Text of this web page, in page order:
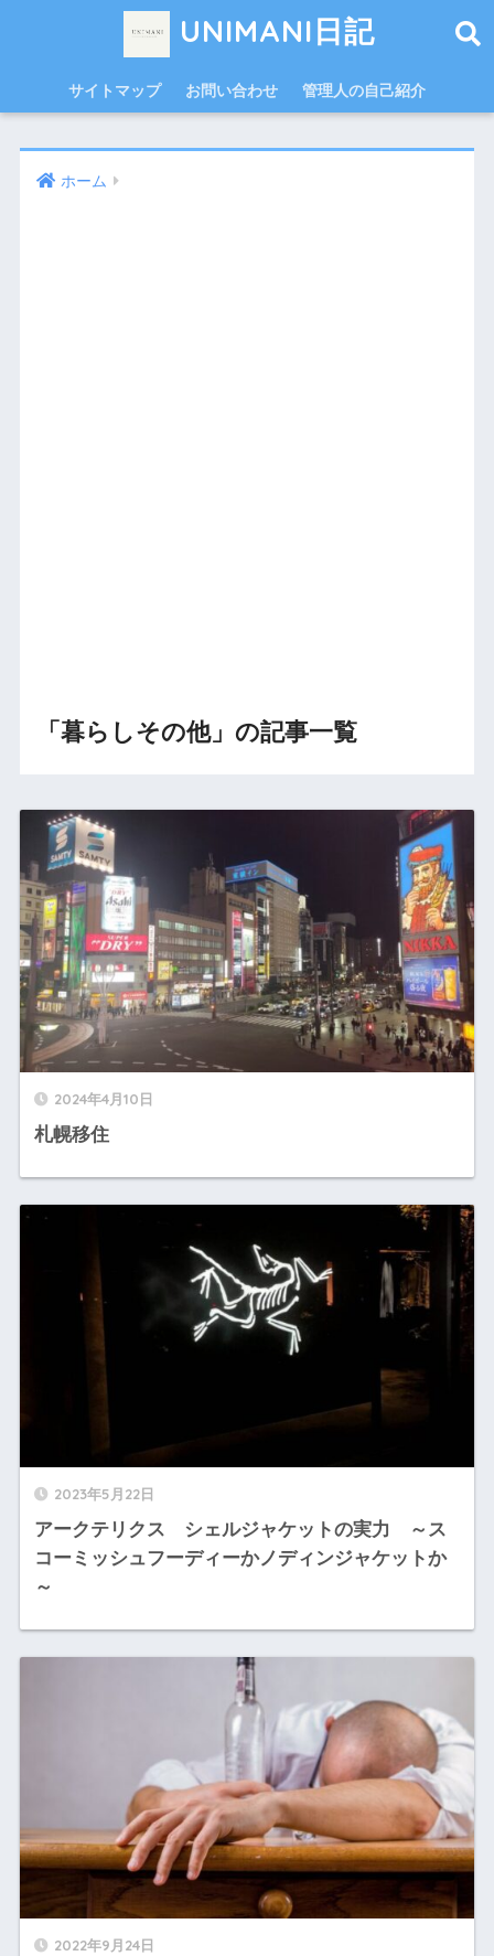
UNIMANI日記
サイトマップ お問い合わせ 管理人の自己紹介
ホーム
「暮らしその他」の記事一覧
2024年4月10日
札幌移住
2023年5月22日
アークテリクス シェルジャケットの実力 ～ス
コーミッシュフーディーかノディンジャケットか
～
2022年9月24日